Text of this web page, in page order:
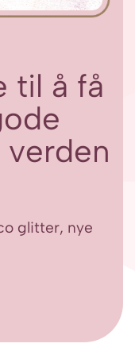
til å få
glitter, nye